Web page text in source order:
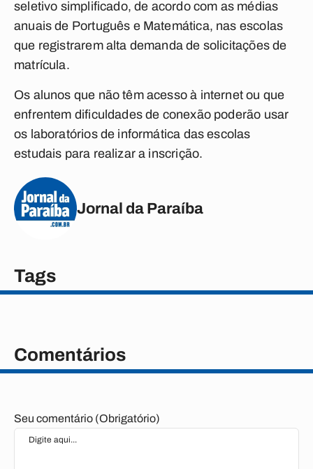
seletivo simplificado, de acordo com as médias
anuais de Português e Matemática, nas escolas
que registrarem alta demanda de solicitações de
matrícula.
Os alunos que não têm acesso à internet ou que
enfrentem dificuldades de conexão poderão usar
os laboratórios de informática das escolas
estudais para realizar a inscrição.
Jornal da Paraíba
Tags
Comentários
Seu comentário (Obrigatório)